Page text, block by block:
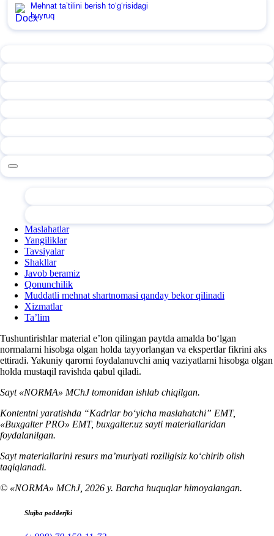
Mehnat ta’tilini berish toʻgʻrisidagi
buyruq
Maslahatlar
Yangiliklar
Tavsiyalar
Shakllar
Javob beramiz
Qonunchilik
Muddatli mehnat shartnomasi qanday bekor qilinadi
Xizmatlar
Ta’lim
Tushuntirishlar material e’lon qilingan paytda amalda boʻlgan
normalarni hisobga olgan holda tayyorlangan va ekspertlar fikrini aks
ettiradi. Yakuniy qarorni foydalanuvchi aniq vaziyatlarni hisobga olgan
holda mustaqil ravishda qabul qiladi.
Sayt «NORMA» MChJ tomonidan ishlab chiqilgan.
Kontentni yaratishda “Kadrlar boʻyicha maslahatchi” EMT,
«Buxgalter PRO» EMT, buxgalter.uz sayti materiallaridan
foydalanilgan.
Sayt materiallarini resurs ma’muriyati roziligisiz koʻchirib olish
taqiqlanadi.
© «NORMA» MChJ, 2026 y. Barcha huquqlar himoyalangan.
Slujba podderjki